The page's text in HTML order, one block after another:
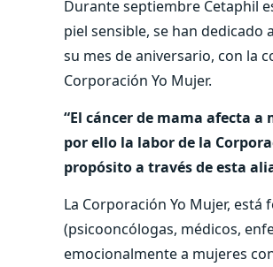
Durante septiembre Cetaphil
piel sensible, se han dedicado
su mes de aniversario, con la
Corporación Yo Mujer.
“El cáncer de mama afecta a
por ello la labor de la
propósito a través de esta
La Corporación Yo Mujer,
(psicooncólogas, médicos,
emocionalmente a mujeres